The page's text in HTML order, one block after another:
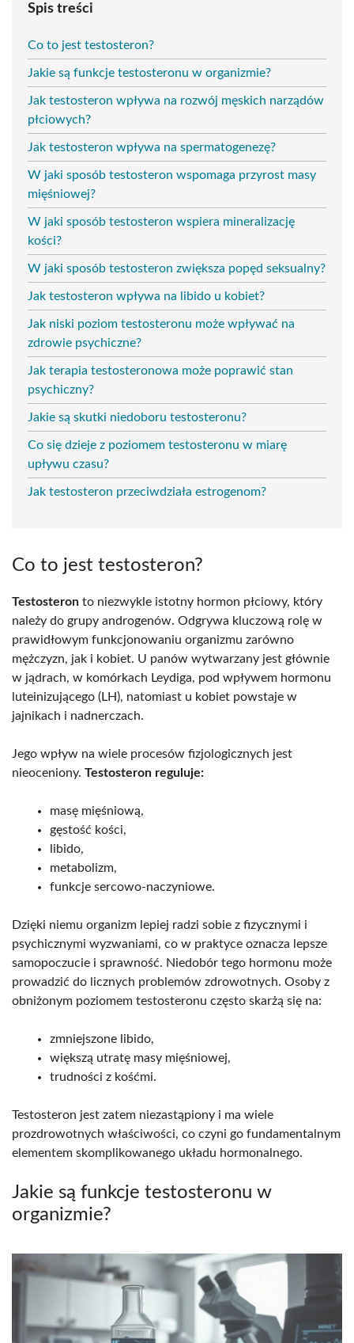
Spis treści
Co to jest testosteron?
Jakie są funkcje testosteronu w organizmie?
Jak testosteron wpływa na rozwój męskich narządów
płciowych?
Jak testosteron wpływa na spermatogenezę?
W jaki sposób testosteron wspomaga przyrost masy
mięśniowej?
W jaki sposób testosteron wspiera mineralizację
kości?
W jaki sposób testosteron zwiększa popęd seksualny?
Jak testosteron wpływa na libido u kobiet?
Jak niski poziom testosteronu może wpływać na
zdrowie psychiczne?
Jak terapia testosteronowa może poprawić stan
psychiczny?
Jakie są skutki niedoboru testosteronu?
Co się dzieje z poziomem testosteronu w miarę
upływu czasu?
Jak testosteron przeciwdziała estrogenom?
Co to jest testosteron?
Testosteron to niezwykle istotny hormon płciowy, który
należy do grupy androgenów. Odgrywa kluczową rolę w
prawidłowym funkcjonowaniu organizmu zarówno
mężczyzn, jak i kobiet. U panów wytwarzany jest głównie
w jądrach, w komórkach Leydiga, pod wpływem hormonu
luteinizującego (LH), natomiast u kobiet powstaje w
jajnikach i nadnerczach.
Jego wpływ na wiele procesów fizjologicznych jest
nieoceniony. Testosteron reguluje:
masę mięśniową,
gęstość kości,
libido,
metabolizm,
funkcje sercowo-naczyniowe.
Dzięki niemu organizm lepiej radzi sobie z fizycznymi i
psychicznymi wyzwaniami, co w praktyce oznacza lepsze
samopoczucie i sprawność. Niedobór tego hormonu może
prowadzić do licznych problemów zdrowotnych. Osoby z
obniżonym poziomem testosteronu często skarżą się na:
zmniejszone libido,
większą utratę masy mięśniowej,
trudności z kośćmi.
Testosteron jest zatem niezastąpiony i ma wiele
prozdrowotnych właściwości, co czyni go fundamentalnym
elementem skomplikowanego układu hormonalnego.
Jakie są funkcje testosteronu w
organizmie?